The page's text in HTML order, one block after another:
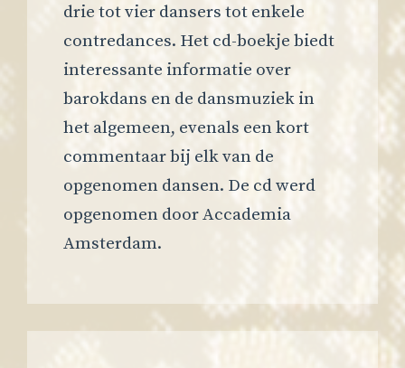
drie tot vier dansers tot enkele
contredances. Het cd-boekje biedt
interessante informatie over
barokdans en de dansmuziek in
het algemeen, evenals een kort
commentaar bij elk van de
opgenomen dansen. De cd werd
opgenomen door Accademia
Amsterdam.